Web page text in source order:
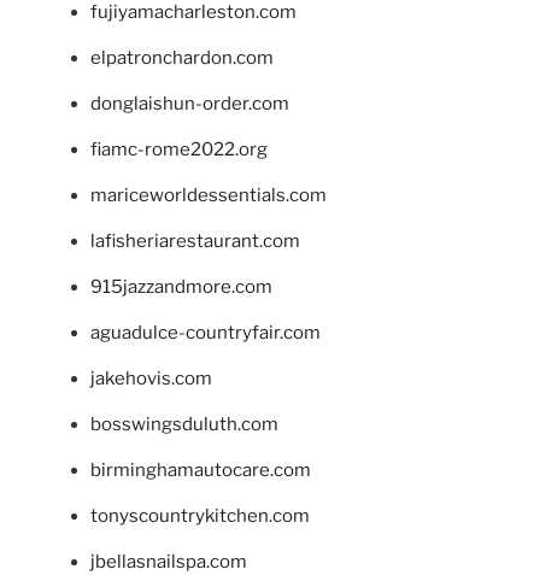
fujiyamacharleston.com
elpatronchardon.com
donglaishun-order.com
fiamc-rome2022.org
mariceworldessentials.com
lafisheriarestaurant.com
915jazzandmore.com
aguadulce-countryfair.com
jakehovis.com
bosswingsduluth.com
birminghamautocare.com
tonyscountrykitchen.com
jbellasnailspa.com